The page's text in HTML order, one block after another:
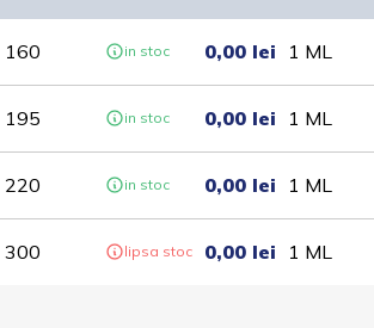
160 in stoc 0,00 lei 1 ML
195 in stoc 0,00 lei 1 ML
220 in stoc 0,00 lei 1 ML
300 lipsa stoc 0,00 lei 1 ML